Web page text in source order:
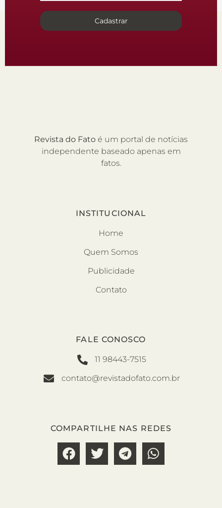
Cadastrar
Revista do Fato é um portal de notícias
independente baseado apenas em
fatos.
INSTITUCIONAL
Home
Quem Somos
Publicidade
Contato
FALE CONOSCO
11 98443-7515
contato@revistadofato.com.br
COMPARTILHE NAS REDES